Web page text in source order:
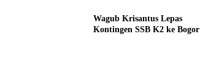
Wagub Krisantus Lepas
Kontingen SSB K2 ke Bogor